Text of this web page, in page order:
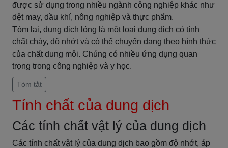
được sử dụng trong nhiều ngành công nghiệp khác như
dệt may, dầu khí, nông nghiệp và thực phẩm.
Tóm lại, dung dịch lỏng là một loại dung dịch có tính
chất chảy, độ nhớt và có thể chuyển dạng theo hình thức
của chất dung môi. Chúng có nhiều ứng dụng quan
trọng trong công nghiệp và y học.
Tóm tắt
Tính chất của dung dịch
Các tính chất vật lý của dung dịch
Các tính chất vật lý của dung dịch bao gồm độ nhớt, áp